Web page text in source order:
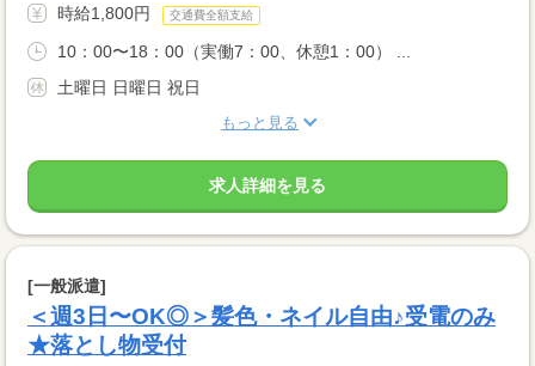
時給1,800円 交通費全額支給
10：00〜18：00（実働7：00、休憩1：00） ...
土曜日 日曜日 祝日
もっと見る
求人詳細を見る
[一般派遣]
＜週3日〜OK◎＞髪色・ネイル自由♪受電のみ
★落とし物受付